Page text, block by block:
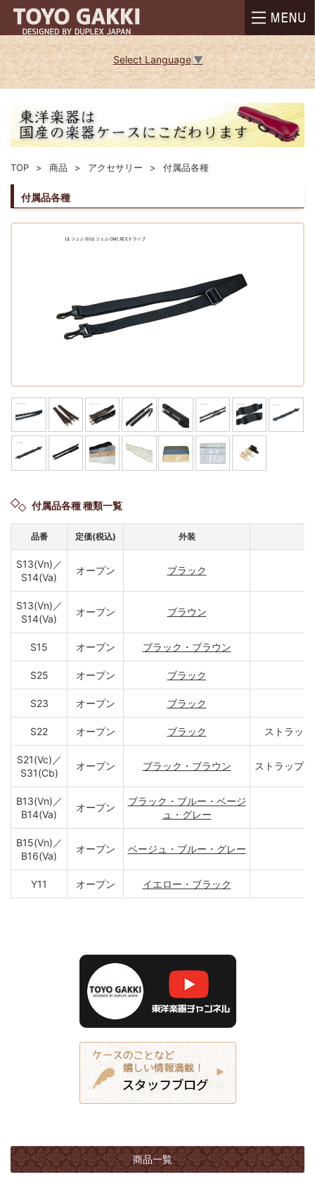
Select Language ▼
TOP 商品 アクセサリー 付属品各種
付属品各種
付属品各種 種類一覧
品番 定価(税込) 外装
S13(Vn)／
S14(Va)
オープン ブラック
S13(Vn)／
S14(Va)
オープン ブラウン
S15 オープン ブラック・ブラウン
S25 オープン ブラック
S23 オープン ブラック
S22 オープン ブラック ストラッ
S21(Vc)／
S31(Cb)
オープン ブラック・ブラウン ストラップ
B13(Vn)／
B14(Va)
オープン
ブラック・ブルー・ベージ
ュ・グレー
B15(Vn)／
B16(Va)
オープン ベージュ・ブルー・グレー
Y11 オープン イエロー・ブラック
商品一覧